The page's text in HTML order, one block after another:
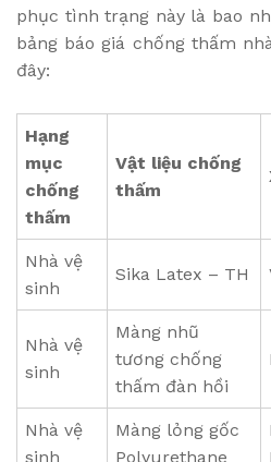
phục tình trạng này là bao
bảng báo giá chống thấm
đây:
Hạng
mục
chống
thấm
Vật liệu chống
thấm
Nhà vệ
sinh
Sika Latex – TH
Nhà vệ
sinh
Màng nhũ
tương chống
thấm đàn hồi
Nhà vệ
sinh
Màng lỏng gốc
Polyurethane